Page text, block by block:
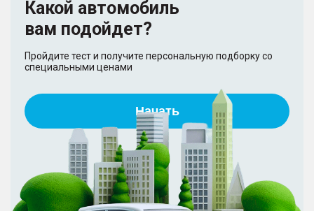
Какой автомобиль
вам подойдет?
Пройдите тест и получите персональную подборку со
специальными ценами
Начать